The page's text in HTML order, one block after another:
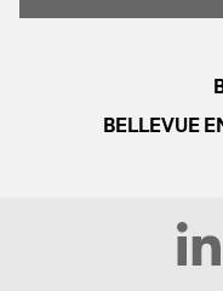
BELLEVUE